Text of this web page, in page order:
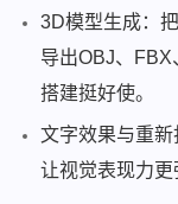
3D模型生成：
导出OBJ、
搭建挺好使。
文字效果与重新
让视觉表现力更